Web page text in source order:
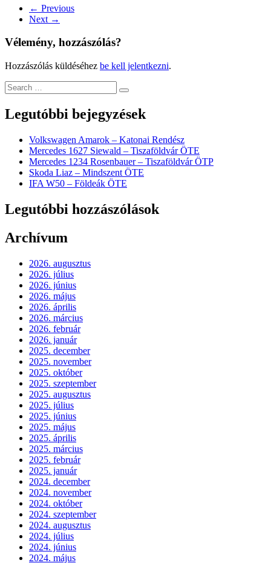
← Previous
Next →
Vélemény, hozzászólás?
Hozzászólás küldéséhez be kell jelentkezni.
Legutóbbi bejegyzések
Volkswagen Amarok – Katonai Rendész
Mercedes 1627 Siewald – Tiszaföldvár ÖTE
Mercedes 1234 Rosenbauer – Tiszaföldvár ÖTP
Skoda Liaz – Mindszent ÖTE
IFA W50 – Földeák ÖTE
Legutóbbi hozzászólások
Archívum
2026. augusztus
2026. július
2026. június
2026. május
2026. április
2026. március
2026. február
2026. január
2025. december
2025. november
2025. október
2025. szeptember
2025. augusztus
2025. július
2025. június
2025. május
2025. április
2025. március
2025. február
2025. január
2024. december
2024. november
2024. október
2024. szeptember
2024. augusztus
2024. július
2024. június
2024. május